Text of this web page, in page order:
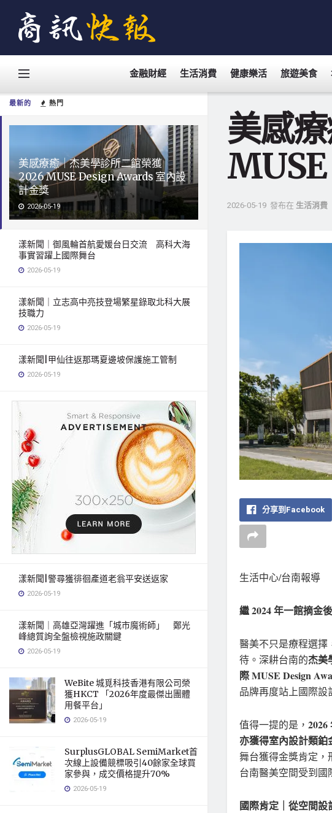
最新的 熱門
美感療癒｜杰美學診所二館榮獲
2026 MUSE Design Awards 室內設
計金獎
2026-05-19
漾新聞｜御風輪首航愛媛台日交流 高科大海
事實習躍上國際舞台
2026-05-19
漾新聞｜立志高中亮技登場繁星錄取北科大展
技職力
2026-05-19
漾新聞|甲仙往返那瑪夏邊坡保護施工管制
2026-05-19
漾新聞|警尋獲徘徊產道老翁平安送返家
2026-05-19
漾新聞｜高雄亞灣躍進「城市魔術師」 鄭光
峰總質詢全盤檢視施政關鍵
2026-05-19
WeBite 城覓科技香港有限公司榮
獲HKCT 「2026年度最傑出團體
用餐平台」
2026-05-19
SurplusGLOBAL SemiMarket首
次線上設備競標吸引40餘家全球買
家參與，成交價格提升70%
2026-05-19
金融財經 生活消費 健康樂活 旅遊美食
美感
2026-05-19 發布在 生活消費
分享到Facebook
生活中心/台南報導
繼 2024 年一館摘金
醫美不只是療程選擇
待。深耕台南的杰美
際 MUSE Design
品牌再度站上國際設
值得一提的是，
亦獲得室內設計類鉑
舞台獲得金獎肯定，
台南醫美空間受到國
國際肯定｜從空間設